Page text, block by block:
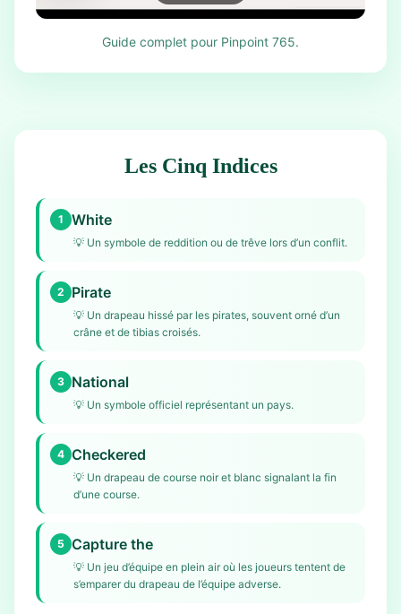
Guide complet pour Pinpoint 765.
Les Cinq Indices
1 White
💡 Un symbole de reddition ou de trêve lors d’un conflit.
2 Pirate
💡 Un drapeau hissé par les pirates, souvent orné d’un
crâne et de tibias croisés.
3 National
💡 Un symbole officiel représentant un pays.
4 Checkered
💡 Un drapeau de course noir et blanc signalant la fin
d’une course.
5 Capture the
💡 Un jeu d’équipe en plein air où les joueurs tentent de
s’emparer du drapeau de l’équipe adverse.